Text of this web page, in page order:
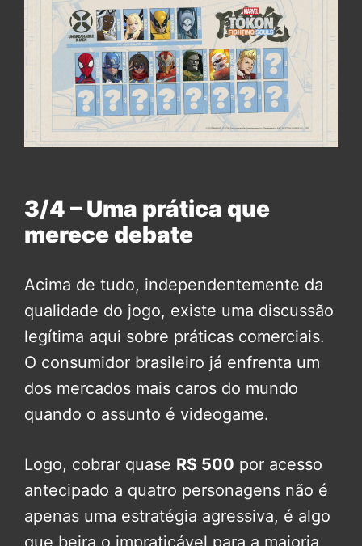
3/4 – Uma prática que
merece debate
Acima de tudo, independentemente da
qualidade do jogo, existe uma discussão
legítima aqui sobre práticas comerciais.
O consumidor brasileiro já enfrenta um
dos mercados mais caros do mundo
quando o assunto é videogame.
Logo, cobrar quase R$ 500 por acesso
antecipado a quatro personagens não é
apenas uma estratégia agressiva, é algo
que beira o impraticável para a maioria